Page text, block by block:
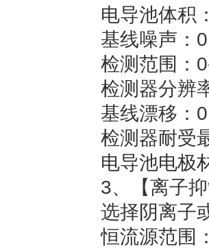
电导池体积
基线噪
检测范围：
检测器分辨
基线漂移：
检测器耐受
电导池电极
3、【离子
选择阴离子
恒流源范围